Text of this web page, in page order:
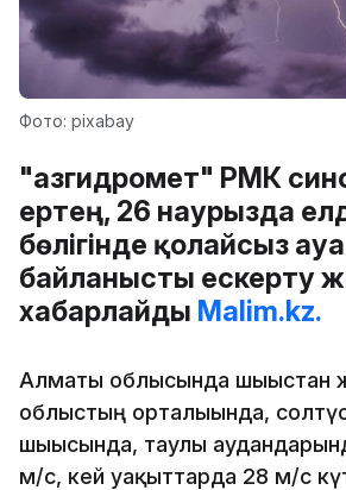
Фото: pixabay
"Қазгидромет" РМК
ертең, 26 наурызда
бөлігінде қолайсыз
байланысты ескерту
хабарлайды Malim.kz.
Алматы облысында шығыстан
облыстың орталығында,
шығысында, таулы
м/с, кей уақыттарда 28 м/с